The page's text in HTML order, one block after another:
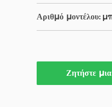
Αριθμό μοντέλου:
Ζητήστε